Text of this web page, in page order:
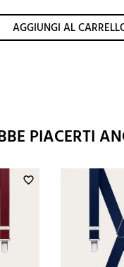
AGGIUNGI AL
PIACERTI
favorite_border